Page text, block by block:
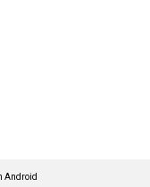
Android